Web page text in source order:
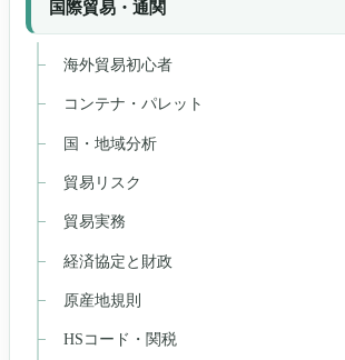
国際貿易・通関
海外貿易初心者
コンテナ・パレット
国・地域分析
貿易リスク
貿易実務
経済協定と財政
原産地規則
HSコード・関税